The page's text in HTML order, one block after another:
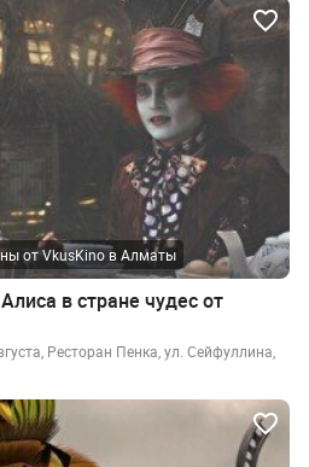
от VkusKino в Алматы
в стране чудес от
Ресторан Пенка, ул. Сейфуллина,